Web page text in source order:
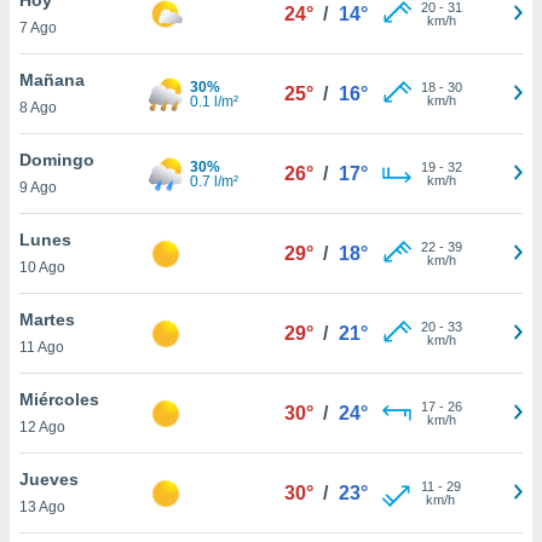
en
más
nuestra
de
cookies
aceptar
7 Ago
24° / 14° 20- 31
km/h
Mañana
8 Ago
30%
0.1 l/m²
25° / 16° 18- 30
km/h
Domingo
9 Ago
30%
0.7 l/m²
26° / 17° 19- 32
km/h
Lunes
10 Ago
29° / 18° 22- 39
km/h
Martes
11 Ago
29° / 21° 20- 33
km/h
Miércoles
12 Ago
30° / 24° 17- 26
km/h
Jueves
13 Ago
30° / 23° 11 - 29
km/h